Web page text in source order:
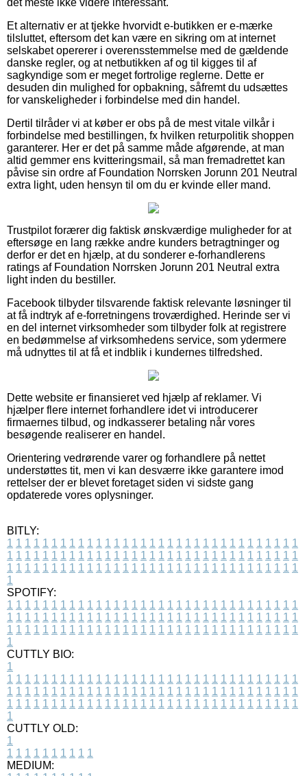
Et alternativ er at tjekke hvorvidt e-butikken er e-mærke
tilsluttet, eftersom det kan være en sikring om at internet
selskabet opererer i overensstemmelse med de gældende
danske regler, og at netbutikken af og til kigges til af
sagkyndige som er meget fortrolige reglerne. Dette er
desuden din mulighed for opbakning, såfremt du udsættes
for vanskeligheder i forbindelse med din handel.
Dertil tilråder vi at køber er obs på de mest vitale vilkår i
forbindelse med bestillingen, fx hvilken returpolitik shoppen
garanterer. Her er det på samme måde afgørende, at man
altid gemmer ens kvitteringsmail, så man fremadrettet kan
påvise sin ordre af Foundation Norrsken Jorunn 201 Neutral
extra light, uden hensyn til om du er kvinde eller mand.
Trustpilot forærer dig faktisk ønskværdige muligheder for at
eftersøge en lang række andre kunders betragtninger og
derfor er det en hjælp, at du sonderer e-forhandlerens
ratings af Foundation Norrsken Jorunn 201 Neutral extra
light inden du bestiller.
Facebook tilbyder tilsvarende faktisk relevante løsninger til
at få indtryk af e-forretningens troværdighed. Herinde ser vi
en del internet virksomheder som tilbyder folk at registrere
en bedømmelse af virksomhedens service, som ydermere
må udnyttes til at få et indblik i kundernes tilfredshed.
Dette website er finansieret ved hjælp af reklamer. Vi
hjælper flere internet forhandlere idet vi introducerer
firmaernes tilbud, og indkasserer betaling når vores
besøgende realiserer en handel.
Orientering vedrørende varer og forhandlere på nettet
understøttes tit, men vi kan desværre ikke garantere imod
rettelser der er blevet foretaget siden vi sidste gang
opdaterede vores oplysninger.
BITLY:
1 1 1 1 1 1 1 1 1 1 1 1 1 1 1 1 1 1 1 1 1 1 1 1 1 1 1 1 1 1 1 1 1
1 1 1 1 1 1 1 1 1 1 1 1 1 1 1 1 1 1 1 1 1 1 1 1 1 1 1 1 1 1 1 1 1
1 1 1 1 1 1 1 1 1 1 1 1 1 1 1 1 1 1 1 1 1 1 1 1 1 1 1 1 1 1 1 1 1
1
SPOTIFY:
1 1 1 1 1 1 1 1 1 1 1 1 1 1 1 1 1 1 1 1 1 1 1 1 1 1 1 1 1 1 1 1 1
1 1 1 1 1 1 1 1 1 1 1 1 1 1 1 1 1 1 1 1 1 1 1 1 1 1 1 1 1 1 1 1 1
1 1 1 1 1 1 1 1 1 1 1 1 1 1 1 1 1 1 1 1 1 1 1 1 1 1 1 1 1 1 1 1 1
1
CUTTLY BIO:
1
1 1 1 1 1 1 1 1 1 1 1 1 1 1 1 1 1 1 1 1 1 1 1 1 1 1 1 1 1 1 1 1 1
1 1 1 1 1 1 1 1 1 1 1 1 1 1 1 1 1 1 1 1 1 1 1 1 1 1 1 1 1 1 1 1 1
1 1 1 1 1 1 1 1 1 1 1 1 1 1 1 1 1 1 1 1 1 1 1 1 1 1 1 1 1 1 1 1 1
1
CUTTLY OLD:
1
1 1 1 1 1 1 1 1 1 1
MEDIUM: